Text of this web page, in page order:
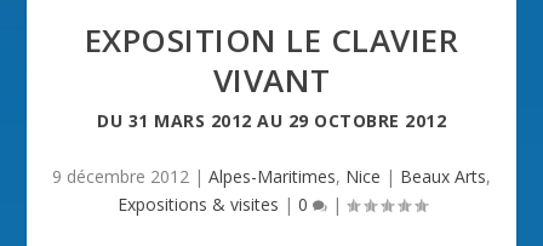
EXPOSITION LE CLAVIER
VIVANT
DU 31 MARS 2012 AU 29 OCTOBRE 2012
9 décembre 2012 | Alpes-Maritimes, Nice | Beaux Arts,
Expositions & visites | 0 |